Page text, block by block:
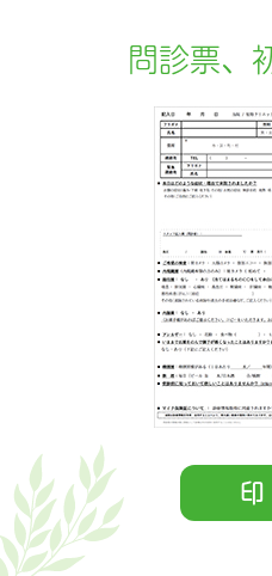
問診票、
印